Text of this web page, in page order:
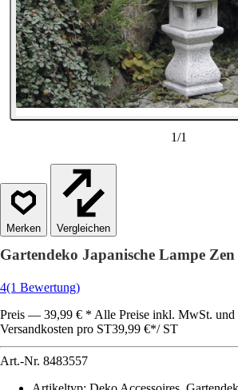
1/1
Vergleichen
Gartendeko Japanische Lampe
4(1 Bewertung)
Preis — 39,99 € * Alle Preise inkl. MwSt. und
Versandkosten pro ST39,99 €*/ ST
Art.-Nr. 8483557